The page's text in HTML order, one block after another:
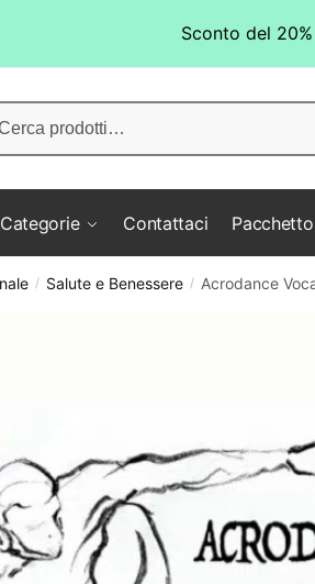
Categorie Contattaci
/ Salute e Benessere / Acrodance
Sconto del